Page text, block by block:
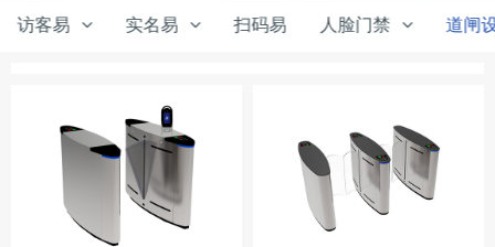
访客易 实名易 扫码易 人脸门禁 道闸